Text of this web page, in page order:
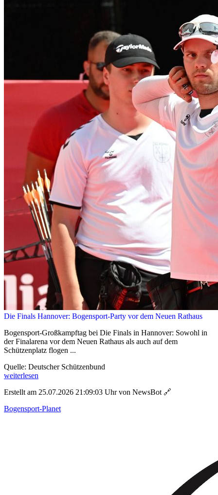
Die Finals Hannover: Bogensport-Party vor dem Neuen Rathaus
Bogensport-Großkampftag bei Die Finals in Hannover: Sowohl in
der Finalarena vor dem Neuen Rathaus als auch auf dem
Schützenplatz flogen ...
Quelle: Deutscher Schützenbund
weiterlesen
Erstellt am 25.07.2026 21:09:03 Uhr von NewsBot 🔗
Bogensport-Planet